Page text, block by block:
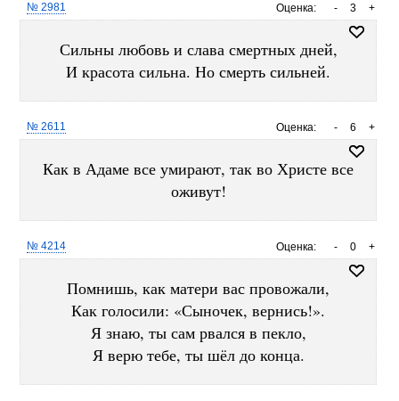
Оценка: +
3
-
№ 2981
Сильны любовь и слава смертных дней,
И красота сильна. Но смерть сильней.
Оценка: +
6
-
№ 2611
Как в Адаме все умирают, так во Христе все
оживут!
Оценка: +
0
-
№ 4214
Помнишь, как матери вас провожали,
Как голосили: «Сыночек, вернись!».
Я знаю, ты сам рвался в пекло,
Я верю тебе, ты шёл до конца.